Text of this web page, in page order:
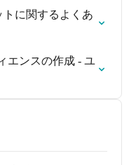
トに関するよくあ
エンスの作成 - ユ